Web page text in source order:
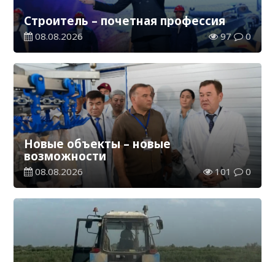
Строитель – почетная профессия
08.08.2026 97 0
Новые объекты – новые
возможности
08.08.2026 101 0